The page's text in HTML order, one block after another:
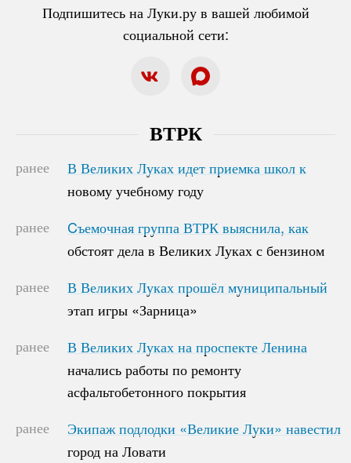
Подпишитесь на Луки.ру в вашей любимой
социальной сети:
ВТРК
ранее
В Великих Луках идет приемка школ к
новому учебному году
В Великих Луках идет приемка школ к
новому учебному году
ранее
Cъемочная группа ВТРК выяснила, как
обстоят дела в Великих Луках с бензином
Cъемочная группа ВТРК выяснила, как
обстоят дела в Великих Луках с бензином
ранее
В Великих Луках прошёл муниципальный
этап игры «Зарница»
В Великих Луках прошёл муниципальный
этап игры «Зарница»
ранее
В Великих Луках на проспекте Ленина
начались работы по ремонту
асфальтобетонного покрытия
В Великих Луках на проспекте Ленина
начались работы по ремонту
асфальтобетонного покрытия
ранее
Экипаж подлодки «Великие Луки» навестил
город на Ловати
Экипаж подлодки «Великие Луки» навестил
город на Ловати